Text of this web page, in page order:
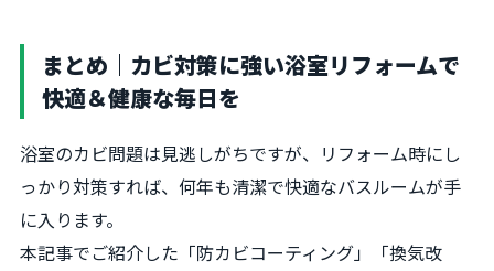
まとめ｜カビ対策に強い浴室リフォームで
快適＆健康な毎日を
浴室のカビ問題は見逃しがちですが、リフォーム時にし
っかり対策すれば、何年も清潔で快適なバスルームが手
に入ります。
本記事でご紹介した「防カビコーティング」「換気改